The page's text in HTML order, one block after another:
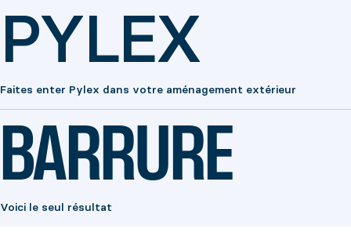
PYLEX
Faites enter Pylex dans votre aménagement extérieur
BARRURE
Voici le seul résultat